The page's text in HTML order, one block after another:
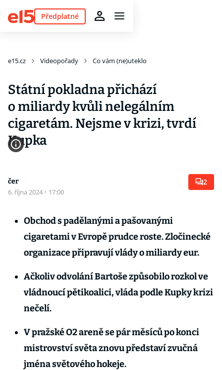
Předplatné
e15.cz Videopořady Co vám (ne)uteklo
Státní pokladna přichází
o miliardy kvůli nelegálním
cigaretám. Nejsme v krizi, tvrdí
Kupka
čer
6. října 2024 · 17:00
2
Obchod s padělanými a pašovanými
cigaretami v Evropě prudce roste. Zločinecké
organizace připravují vlády o miliardy eur.
Ačkoliv odvolání Bartoše způsobilo rozkol ve
vládnoucí pětikoalici, vláda podle Kupky krizi
nečelí.
V pražské O2 areně se pár měsíců po konci
mistrovství světa znovu představí zvučná
jména světového hokeje.